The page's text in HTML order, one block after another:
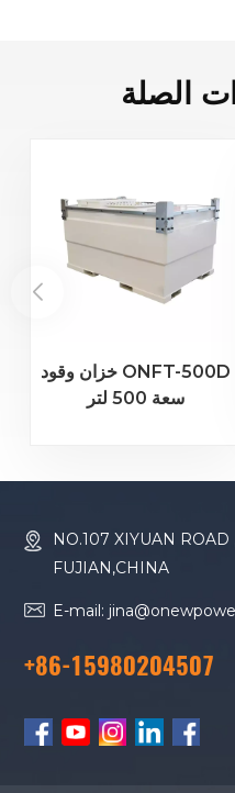
الصلة
خزان وقود ONFT-500D
سعة 500 لتر
NO.107 XIYUAN
FUJIAN,CHINA
E-mail:
+86-15980204507